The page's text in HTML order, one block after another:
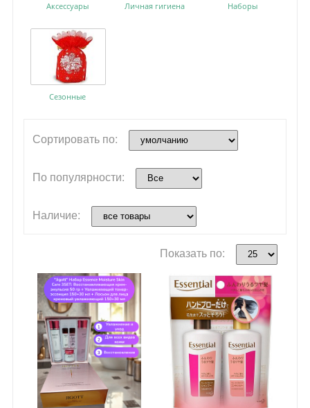
Аксессуары Личная гигиена Наборы
Сезонные
Сортировать по:
По популярности:
Наличие:
Показать по: